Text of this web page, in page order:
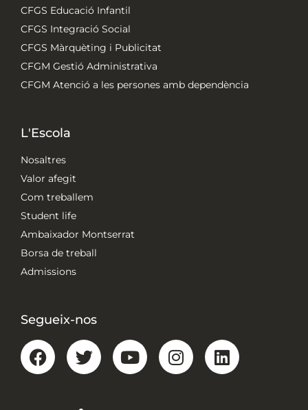
CFGS Educació Infantil
CFGS Integració Social
CFGS Màrquèting i Publicitat
CFGM Gestió Administrativa
CFGM Atenció a les persones amb dependència
L'Escola
Nosaltres
Valor afegit
Com treballem
Student life
Ambaixador Montserrat
Borsa de treball
Admissions
Segueix-nos